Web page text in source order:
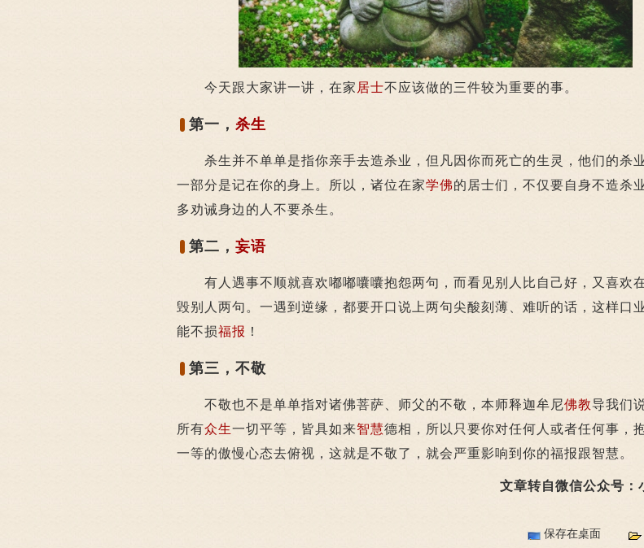
今天跟大家讲一讲，在家 居士不应该做的三件较为重要的事。
第一， 杀生
杀生并不单单是指你亲手去造杀业，但凡因你而死亡的生灵，他们的杀
一部分是记在你的身上。所以，诸位在家学佛的居士们，不仅要自身不造杀
多劝诫身边的人不要杀生。
第二， 妄语
有人遇事不顺就喜欢嘟嘟囔囔抱怨两句，而看见别人比自己好，又喜欢
毁别人两句。一遇到逆缘，都要开口说上两句尖酸刻薄、难听的话，这样口
能不损福报 ！
第三，不敬
不敬也不是单单指对诸佛菩萨、师父的不敬，本师释迦牟尼佛教导我们
所有众生一切平等，皆具如来智慧德相，所以只要你对任何人或者任何事，
一等的傲慢心态去俯视，这就是不敬了，就会严重影响到你的福报跟智慧。
文章转自微信公众号：
保存在桌面